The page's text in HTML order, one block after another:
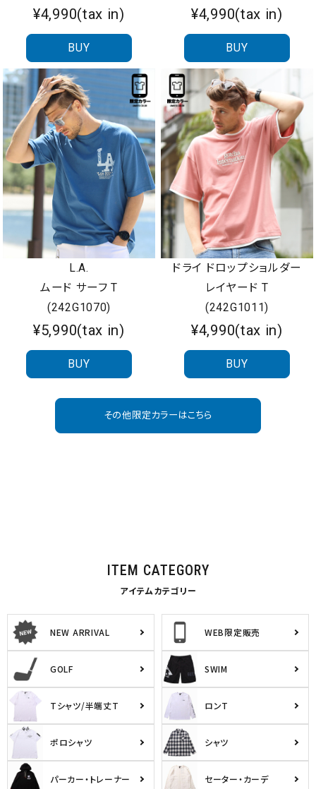
¥4,990(tax in)
BUY
¥4,990(tax in)
BUY
L.A.
ムード サーフ T
(242G1070)
¥5,990(tax in)
BUY
ドライ ドロップショルダー
レイヤード T
(242G1011)
¥4,990(tax in)
BUY
その他限定カラーはこちら
ITEM CATEGORY
アイテムカテゴリー
NEW ARRIVAL WEB限定販売
GOLF SWIM
Tシャツ/半端丈T ロンT
ポロシャツ シャツ
パーカー・トレーナー セーター・カーデ